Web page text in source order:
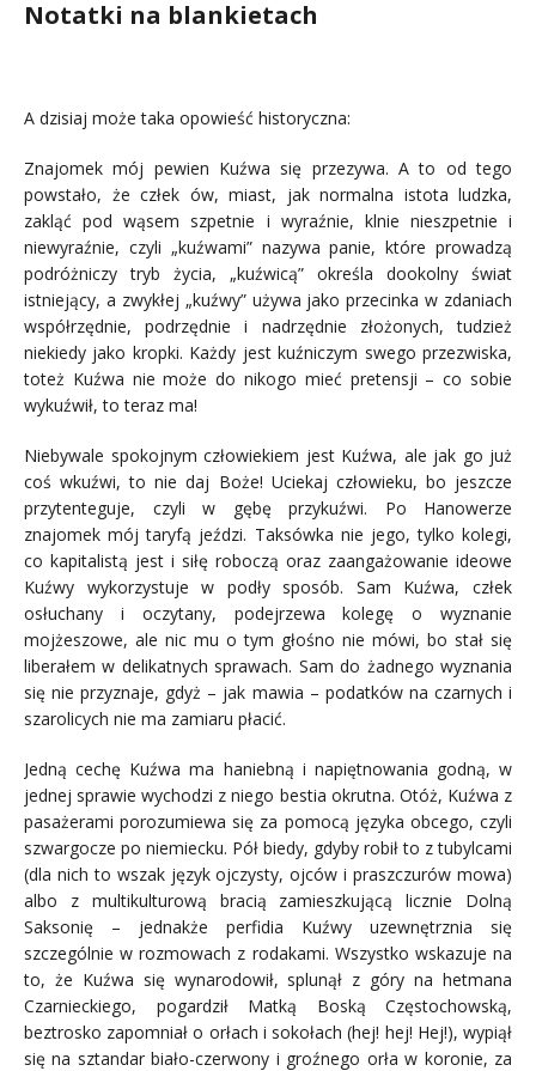
Notatki na blankietach
A dzisiaj może taka opowieść historyczna:
Znajomek mój pewien Kuźwa się przezywa. A to od tego
powstało, że człek ów, miast, jak normalna istota ludzka,
zakląć pod wąsem szpetnie i wyraźnie, klnie nieszpetnie i
niewyraźnie, czyli „kuźwami” nazywa panie, które prowadzą
podróżniczy tryb życia, „kuźwicą” określa dookolny świat
istniejący, a zwykłej „kuźwy” używa jako przecinka w zdaniach
współrzędnie, podrzędnie i nadrzędnie złożonych, tudzież
niekiedy jako kropki. Każdy jest kuźniczym swego przezwiska,
toteż Kuźwa nie może do nikogo mieć pretensji – co sobie
wykuźwił, to teraz ma!
Niebywale spokojnym człowiekiem jest Kuźwa, ale jak go już
coś wkuźwi, to nie daj Boże! Uciekaj człowieku, bo jeszcze
przytenteguje, czyli w gębę przykuźwi. Po Hanowerze
znajomek mój taryfą jeździ. Taksówka nie jego, tylko kolegi,
co kapitalistą jest i siłę roboczą oraz zaangażowanie ideowe
Kuźwy wykorzystuje w podły sposób. Sam Kuźwa, człek
osłuchany i oczytany, podejrzewa kolegę o wyznanie
mojżeszowe, ale nic mu o tym głośno nie mówi, bo stał się
liberałem w delikatnych sprawach. Sam do żadnego wyznania
się nie przyznaje, gdyż – jak mawia – podatków na czarnych i
szarolicych nie ma zamiaru płacić.
Jedną cechę Kuźwa ma haniebną i napiętnowania godną, w
jednej sprawie wychodzi z niego bestia okrutna. Otóż, Kuźwa z
pasażerami porozumiewa się za pomocą języka obcego, czyli
szwargocze po niemiecku. Pół biedy, gdyby robił to z tubylcami
(dla nich to wszak język ojczysty, ojców i praszczurów mowa)
albo z multikulturową bracią zamieszkującą licznie Dolną
Saksonię – jednakże perfidia Kuźwy uzewnętrznia się
szczególnie w rozmowach z rodakami. Wszystko wskazuje na
to, że Kuźwa się wynarodowił, splunął z góry na hetmana
Czarnieckiego, pogardził Matką Boską Częstochowską,
beztrosko zapomniał o orłach i sokołach (hej! hej! Hej!), wypiął
się na sztandar biało-czerwony i groźnego orła w koronie, za